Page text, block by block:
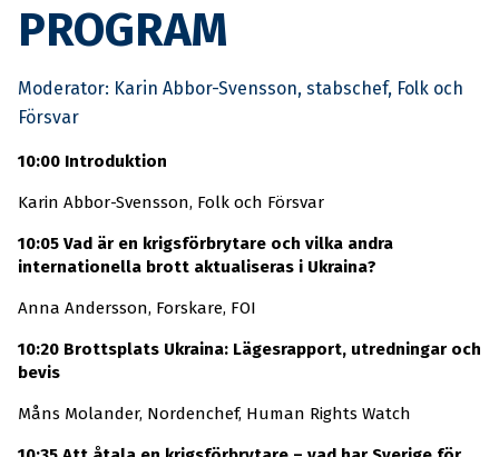
PROGRAM
Moderator: Karin Abbor-Svensson, stabschef, Folk och
Försvar
10:00 Introduktion
Karin Abbor-Svensson, Folk och Försvar
10:05 Vad är en krigsförbrytare och vilka andra
internationella brott aktualiseras i Ukraina?
Anna Andersson, Forskare, FOI
10:20 Brottsplats Ukraina: Lägesrapport, utredningar och
bevis
Måns Molander, Nordenchef, Human Rights Watch